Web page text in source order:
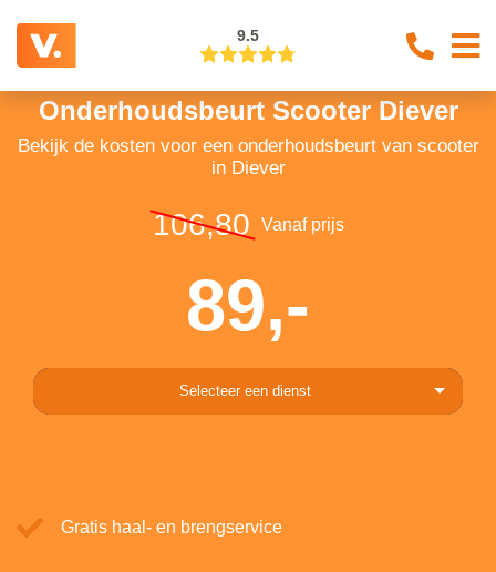
9.5
Onderhoudsbeurt Scooter Diever
Bekijk de kosten voor een onderhoudsbeurt van scooter
in Diever
106,80 Vanaf prijs
89,-
Selecteer een dienst
Gratis haal- en brengservice